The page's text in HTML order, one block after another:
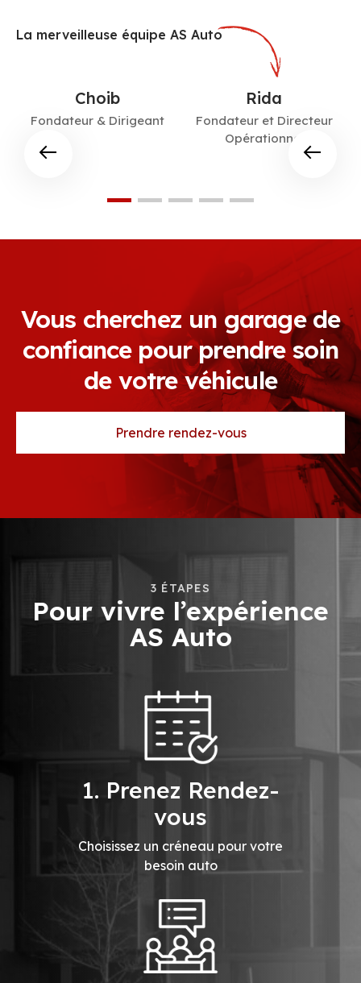
La merveilleuse équipe AS Auto
Choib
Fondateur & Dirigeant
Rida
Fondateur et Directeur
Opérationnel
Vous cherchez un garage de
confiance pour prendre soin
de votre véhicule
Prendre rendez-vous
3 ÉTAPES
Pour vivre l’expérience
AS Auto
1. Prenez Rendez-
vous
Choisissez un créneau pour votre
besoin auto